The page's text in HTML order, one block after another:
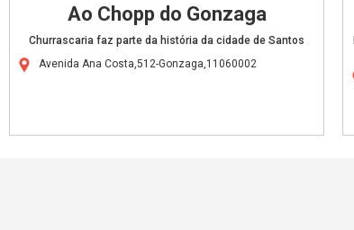
Ao Chopp do Gonzaga
Churrascaria faz parte da história da cidade de Santos
Avenida Ana Costa,512-Gonzaga,11060002